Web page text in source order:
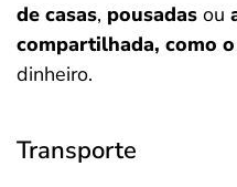
de casas, pousadas ou
compartilhada, como
dinheiro.
Transporte